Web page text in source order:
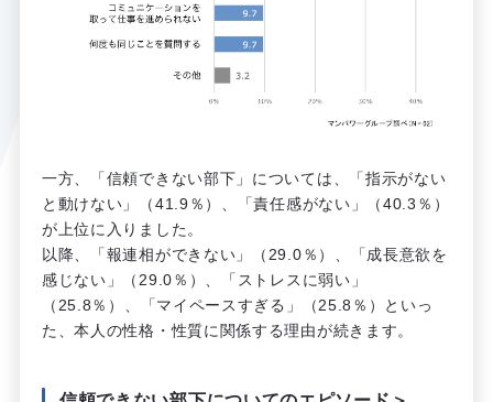
一方、「信頼できない部下」については、「指示がない
と動けない」（41.9％）、「責任感がない」（40.3％）
が上位に入りました。
以降、「報連相ができない」（29.0％）、「成長意欲を
感じない」（29.0％）、「ストレスに弱い」
（25.8％）、「マイペースすぎる」（25.8％）といっ
た、本人の性格・性質に関係する理由が続きます。